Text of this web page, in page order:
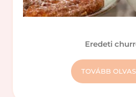
Eredeti
TOVÁBB